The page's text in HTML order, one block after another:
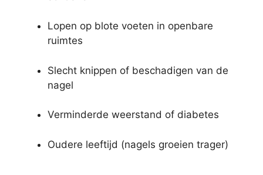
Lopen op blote voeten in openbare
ruimtes
Slecht knippen of beschadigen van de
nagel
Verminderde weerstand of diabetes
Oudere leeftijd (nagels groeien trager)